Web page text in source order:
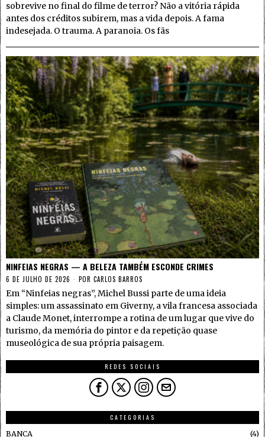
sobrevive no final do filme de terror? Não a vitória rápida
antes dos créditos subirem, mas a vida depois. A fama
indesejada. O trauma. A paranoia. Os fãs
NINFEIAS NEGRAS — A BELEZA TAMBÉM ESCONDE CRIMES
6 DE JULHO DE 2026 POR CARLOS BARROS
Em “Ninfeias negras”, Michel Bussi parte de uma ideia
simples: um assassinato em Giverny, a vila francesa associada
a Claude Monet, interrompe a rotina de um lugar que vive do
turismo, da memória do pintor e da repetição quase
museológica de sua própria paisagem.
REDES SOCIAIS
CATEGORIAS
BANCA
4